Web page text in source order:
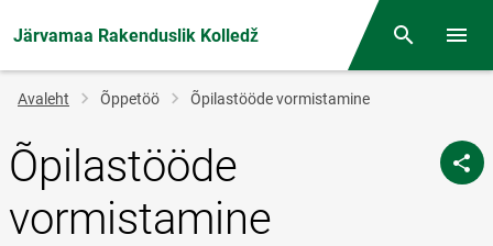
Järvamaa Rakenduslik Kolledž Otsing
Jälglink
Avaleht Õppetöö Õpilastööde vormistamine
Õpilastööde
vormistamine